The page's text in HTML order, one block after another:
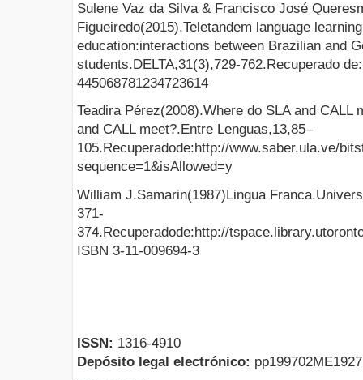
Sulene Vaz da Silva & Francisco José
Figueiredo(2015).Teletandem language
education:interactions between Brazilian and
students.DELTA,31(3),729-762.Recuperado
445068781234723614
Teadira Pérez(2008).Where do SLA and CALL
and CALL meet?.Entre Lenguas,13,85–
105.Recuperadode:http://www.saber.ula.ve/
sequence=1&isAllowed=y
William J.Samarin(1987)Lingua
371-
374.Recuperadode:http://
ISBN 3-11-009694-3
ISSN: 1316-4910
Depósito legal electrónico: